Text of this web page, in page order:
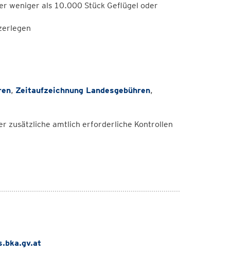
weniger als 10.000 Stück Geflügel oder
, Zeitaufzeichnung Landesgebühren,
zusätzliche amtlich erforderliche Kontrollen